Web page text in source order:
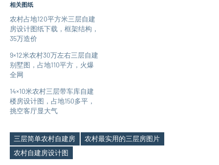
相关图纸
农村占地120平方米三层自建
房设计图纸下载，框架结构，
35万造价
9×12米农村30万左右三层自建
别墅图，占地110平方，火爆
全网
14×10米农村三层带车库自建
楼房设计图，占地150多平，
挑空客厅显大气
Tags
三层简单农村自建房
农村最实用的三层房图片
农村自建房设计图